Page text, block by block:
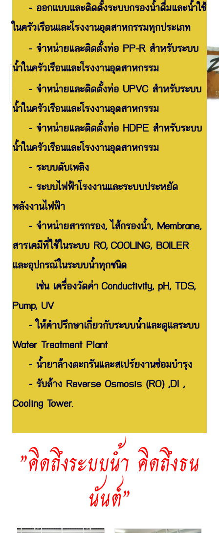
- ออกแบบและติดตั้งระบบกรองน้ำดื่มและน้ำใช้
ในครัวเรือนและโรงงานอุตสาหกรรมทุกประเภท
- จำหน่ายและติดตั้งท่อ PP-R สำหรับระบบ
น้ำในครัวเรือนและโรงงานอุตสาหกรรม
- จำหน่ายและติดตั้งท่อ UPVC สำหรับระบบ
น้ำในครัวเรือนและโรงงานอุตสาหกรรม
- จำหน่ายและติดตั้งท่อ HDPE สำหรับระบบ
น้ำในครัวเรือนและโรงงานอุตสาหกรรม
- ระบบดับเพลิง
- ระบบไฟฟ้าโรงงานและระบบประหยัด
พลังงานไฟฟ้า
- จำหน่ายสารกรอง, ไส้กรองน้ำ, Membrane,
สารเคมีที่ใช้ในระบบ RO,COOLING, BOILER
และอุปกรณ์ในระบบน้ำทุกชนิด
เช่น เครื่องวัดค่า Conductivity, pH, TDS,
Pump, UV
- ให้คำปรึกษาเกี่ยวกับระบบน้ำและดูแลระบบ
Water Treatment Plant
- น้ำยาล้างตะกรันและสเปร์ยงานซ่อมบำรุง
- รับล้าง Reverse Osmosis (RO) ,DI ,
Cooling Tower.
"คิดถึงระบบน้ำ คิดถึงธน
นันต์"